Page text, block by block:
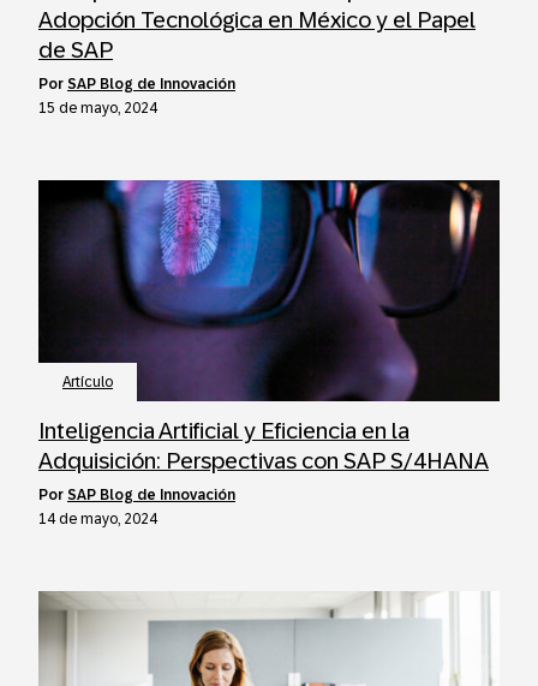
Adopción Tecnológica en México y el Papel
de SAP
por SAP Blog de Innovación
15 de mayo, 2024
Artículo
Inteligencia Artificial y Eficiencia en la
Adquisición: Perspectivas con SAP S/4HANA
por SAP Blog de Innovación
14 de mayo, 2024